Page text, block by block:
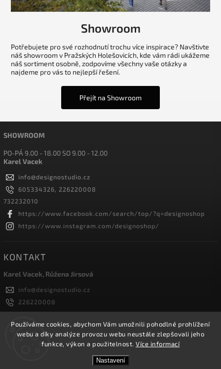
Používáme cookies, abychom Vám umožnili pohodlné prohlížení
webu a díky analýze provozu webu neustále zlepšovali jeho
funkce, výkon a použitelnost. Více informací
Nastavení
Showroom
Potřebujete pro své rozhodnutí trochu více inspirace? Navštivte
náš showroom v Pražských Holešovicích, kde vám rádi ukážeme
náš sortiment osobně, zodpovíme všechny vaše otázky a
najdeme pro vás to nejlepší řešení.
Přejít na Showroom
SHOWROOM
PO-PÁ 9.00 - 18.00 SO 9.00 - 12.00
Karel Vacek
info@designostudio.cz
605334326, 226220008
732232010
https://www.facebook.com/search/top/?q=designoshop
https://www.instagram.com/designoshop/
KONTAKT
Karel Vacek, Růžena Jirsová
info@designostudio.cz
226220008
605334326, 732232010
Designoshop
designoshop
Designoshop. Všechna práva vyhrazena.